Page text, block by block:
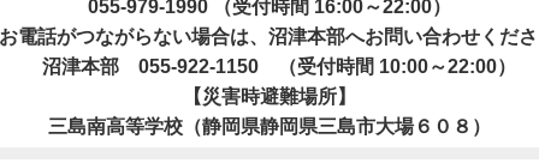
055-979-1990 （受付時間 16:00～22:00）
話がつながらない場合は、沼津本部へお問い合わせくだ
沼津本部 055-922-1150 （受付時間 10:00～22:00）
【災害時避難場所】
三島南高等学校（静岡県静岡県三島市大場６０８）